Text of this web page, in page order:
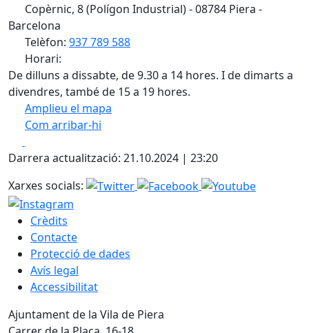
Copèrnic, 8 (Polígon Industrial) - 08784 Piera -
Barcelona
Telèfon: 937 789 588
Horari:
De dilluns a dissabte, de 9.30 a 14 hores. I de dimarts a
divendres, també de 15 a 19 hores.
Amplieu el mapa
Com arribar-hi
+
Darrera actualització: 21.10.2024 | 23:20
Xarxes socials:
Crèdits
Contacte
Protecció de dades
Avís legal
Accessibilitat
Ajuntament de la Vila de Piera